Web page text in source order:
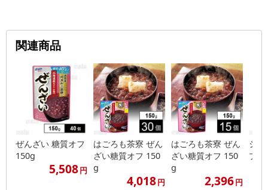
関連商品
ぜんざい 糖質オフ
150g
5,508円
はごろも茶寮 ぜん
ざい糖質オフ 150
g
4,018円
はごろも茶寮 ぜん
ざい糖質オフ 150
g
2,396円
シ
プ